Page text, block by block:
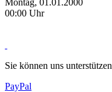
Montag, 01.01.2000
00:00 Uhr
Sie können uns unterstützen
PayPal